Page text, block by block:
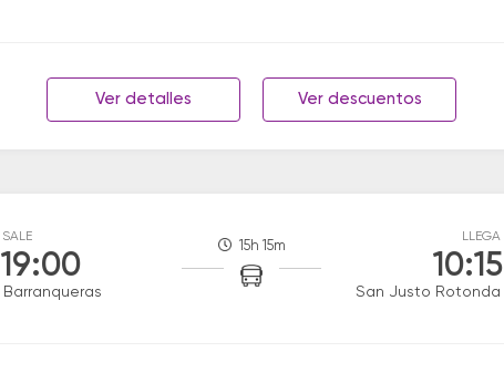
Ver detalles Ver descuentos
SALE
19:00
Barranqueras
15h 15m
LLEGA
10:15
San Justo Rotonda